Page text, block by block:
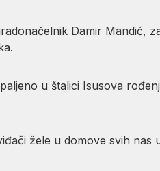
Damir Mandić,
u štalici Isusova
žele u domove svih nas